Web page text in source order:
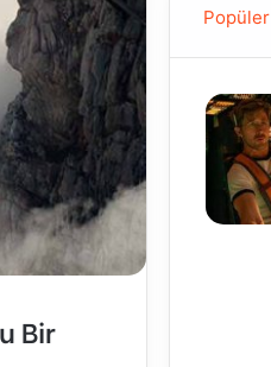
Bir
Popüler